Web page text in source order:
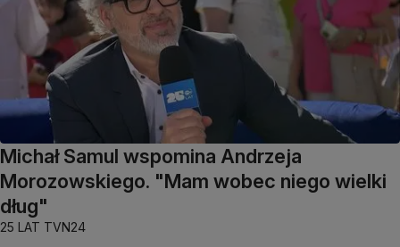
Michał Samul wspomina Andrzeja
Morozowskiego. "Mam wobec niego wielki
dług"
25 LAT TVN24